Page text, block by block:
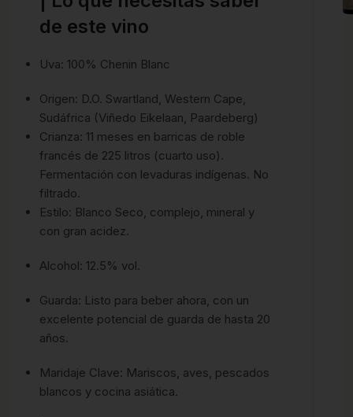
de este vino
Uva: 100% Chenin Blanc
Origen: D.O. Swartland, Western Cape,
Sudáfrica (Viñedo Eikelaan, Paardeberg)
Crianza: 11 meses en barricas de roble
francés de 225 litros (cuarto uso).
Fermentación con levaduras indígenas. No
filtrado.
Estilo: Blanco Seco, complejo, mineral y
con gran acidez.
Alcohol: 12.5% vol.
Guarda: Listo para beber ahora, con un
excelente potencial de guarda de hasta 20
años.
Maridaje Clave: Mariscos, aves, pescados
blancos y cocina asiática.